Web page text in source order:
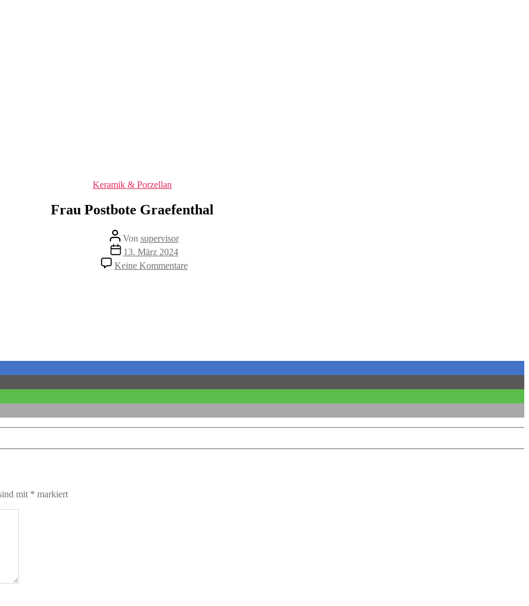
Kategorien
Keramik & Porzellan
Frau Postbote Graefenthal
Beitragsautor
Von supervisor
Veröffentlichungsdatum
13. März 2024
Keine Kommentarezu
Frau
mit * markiert